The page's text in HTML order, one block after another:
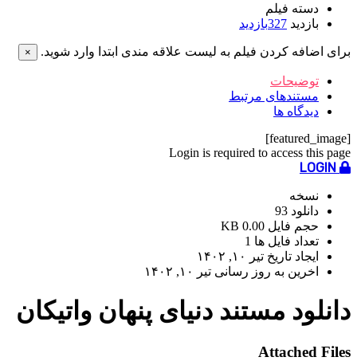
دسته فیلم
بازدید 327بازدید
برای اضافه کردن فیلم به لیست علاقه مندی ابتدا وارد شوید. ×
توضیحات
مستندهای مرتبط
دیدگاه ها
[featured_image]
Login is required to access this page
نسخه
دانلود 93
حجم فایل 0.00 KB
تعداد فایل ها 1
ایجاد تاریخ تیر ۱۰, ۱۴۰۲
اخرین به روز رسانی تیر ۱۰, ۱۴۰۲
دانلود مستند دنیای پنهان واتیکان
Attached Files